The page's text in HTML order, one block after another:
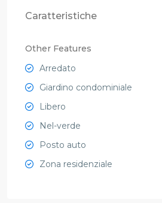
Caratteristiche
Other Features
Arredato
Giardino condominiale
Libero
Nel-verde
Posto auto
Zona residenziale